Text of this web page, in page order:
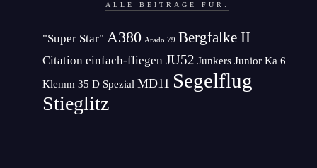
ALLE BEITRÄGE FÜR:
"Super Star" A380 Arado 79 Bergfalke II
Citation einfach-fliegen JU52 Junkers Junior Ka 6
Klemm 35 D Spezial MD11 Segelflug
Stieglitz